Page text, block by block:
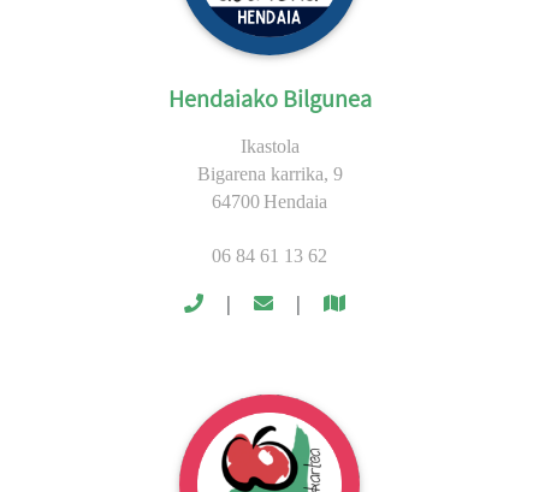
Hendaiako Bilgunea
Ikastola
Bigarena karrika, 9
64700Hendaia
06 84 61 13 62
| |